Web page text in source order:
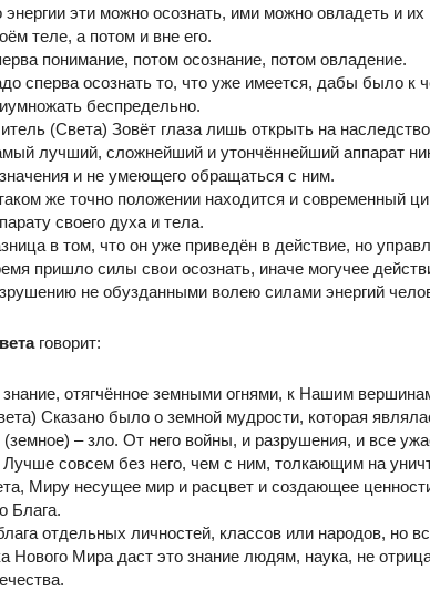
энергии эти можно осознать, ими можно овладеть и
теле, а потом и вне его.
понимание, потом осознание, потом овладение.
сперва осознать то, что уже имеется, дабы было к
беспредельно.
(Света) Зовёт глаза лишь открыть на
лучший, сложнейший и утончённейший аппарат
и не умеющего обращаться с ним.
же точно положении находится и современный
своего духа и тела.
в том, что он уже приведён в действие, но
пришло силы свои осознать, иначе могучее
не обузданными волею силами энергий
говорит:
отягчённое земными огнями, к Нашим
Сказано было о земной мудрости, которая
(земное) – зло. От него войны, и разрушения, и все
Лучше совсем без него, чем с ним, толкающим на
Миру несущее мир и расцвет и создающее
Блага.
отдельных личностей, классов или народов, но
Нового Мира даст это знание людям, наука, не